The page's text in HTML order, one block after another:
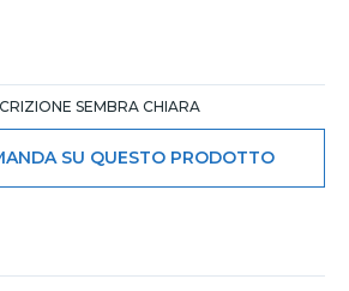
SEMBRA CHIARA
SU QUESTO PRODOTTO